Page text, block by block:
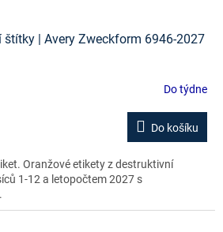
štítky | Avery Zweckform 6946-2027
Do týdne
Do košíku
Oranžové etikety z destruktivní
1-12 a letopočtem 2027 s